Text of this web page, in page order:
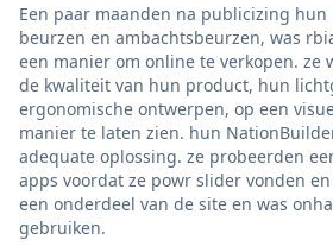
Een paar maanden na publicizing
beurzen en ambachtsbeurzen, was
een manier om online te verkopen. ze
de kwaliteit van hun product, hun
ergonomische ontwerpen, op een
manier te laten zien. hun
adequate oplossing. ze probeerden
apps voordat ze powr slider vonden
een onderdeel van de site en was
gebruiken.